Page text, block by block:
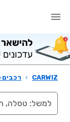
CARWIZ
› רכבים